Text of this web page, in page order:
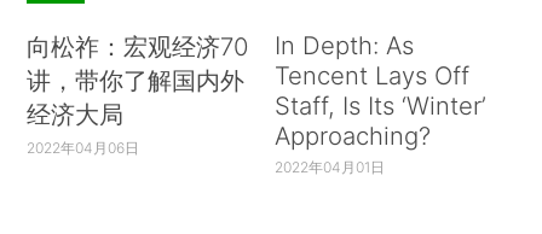
向松祚：宏观经济70
讲，带你了解国内外
经济大局
2022年04月06日
In Depth: As
Tencent Lays Off
Staff, Is Its ‘Winter’
Approaching?
2022年04月01日